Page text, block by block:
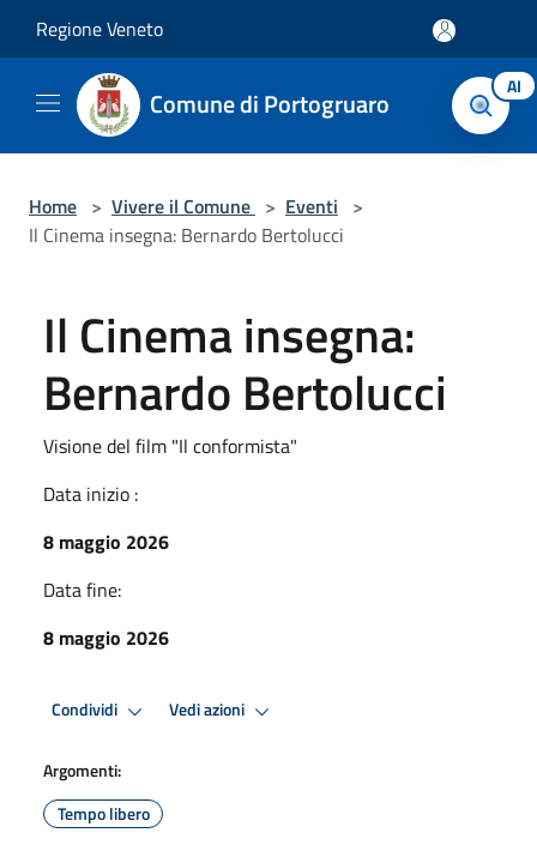
Regione Veneto
Comune di Portogruaro AI
Home > Vivere il Comune > Eventi >
Il Cinema insegna: Bernardo Bertolucci
Il Cinema insegna:
Bernardo Bertolucci
Visione del film "Il conformista"
Data inizio :
8 maggio 2026
Data fine:
8 maggio 2026
Condividi Vedi azioni
Argomenti:
Tempo libero